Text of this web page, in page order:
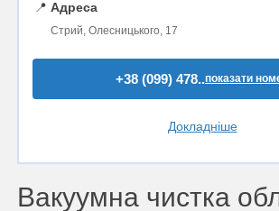
📍 Адреса
Стрий, Олесницького, 17
+38 (099) 478..показати
Докладніше
Вакуумна чистка